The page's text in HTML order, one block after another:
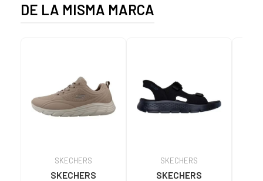
DE LA MISMA MARCA
SKECHERS
SKECHERS
SKECHERS
SKECHERS